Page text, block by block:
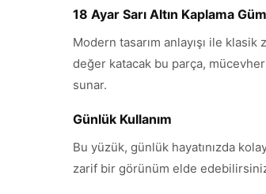
18 Ayar Sarı Altın Kaplama
Modern tasarım anlayışı ile
değer katacak bu parça,
sunar.
Günlük Kullanım
Bu yüzük, günlük hayatınızda
zarif bir görünüm elde